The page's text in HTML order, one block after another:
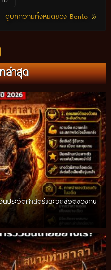
ดูบทความทั้งหมดของ Bento
ล่าสุด
นประวัติศาสตร์และวิถีชีวิตของคน